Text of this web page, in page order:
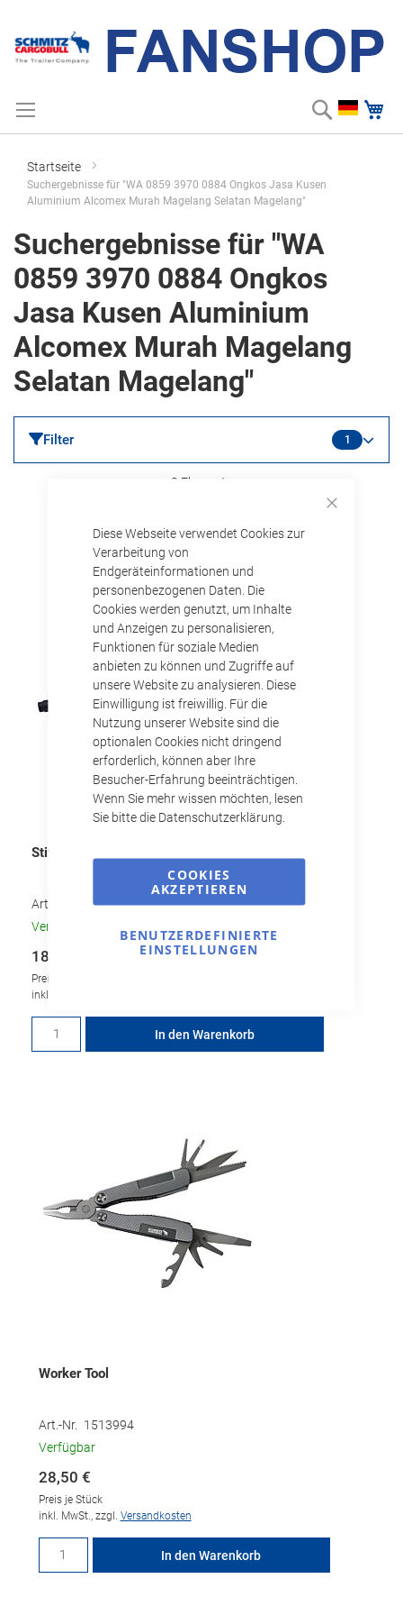
Diese Webseite verwendet Cookies zur
Verarbeitung von
Endgeräteinformationen und
personenbezogenen Daten. Die
Cookies werden genutzt, um Inhalte
und Anzeigen zu personalisieren,
Funktionen für soziale Medien
anbieten zu können und Zugriffe auf
unsere Website zu analysieren. Diese
Einwilligung ist freiwillig. Für die
Nutzung unserer Website sind die
optionalen Cookies nicht dringend
erforderlich, können aber Ihre
Besucher-Erfahrung beeinträchtigen.
Wenn Sie mehr wissen möchten, lesen
Sie bitte die Datenschutzerklärung.
COOKIES
AKZEPTIEREN
BENUTZERDEFINIERTE
EINSTELLUNGEN
Zum
Inhalt
Suche
Suchbegriff
Startseite
Suchergebnisse für "WA 0859 3970 0884 Ongkos Jasa Kusen
Aluminium Alcomex Murah Magelang Selatan Magelang"
Suchergebnisse für "WA
0859 3970 0884 Ongkos
Jasa Kusen Aluminium
Alcomex Murah Magelang
Selatan Magelang"
2 Elemente
Aufsteigend
Stiftschraubendreher 13-in-1
Art.-Nr.
1529686
Verfügbar
18,75 €
Preis je Stück
inkl. MwSt., zzgl.
In den Warenkorb
Worker Tool
Art.-Nr.
1513994
Verfügbar
28,50 €
Preis je Stück
inkl. MwSt., zzgl. Versandkosten
In den Warenkorb
Filter 1